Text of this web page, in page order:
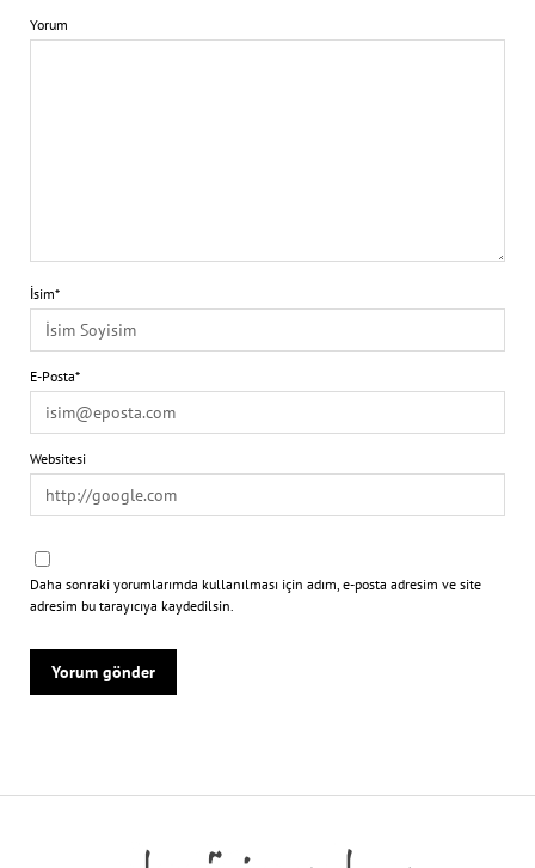
Yorum
İsim*
E-Posta*
Websitesi
Daha sonraki yorumlarımda kullanılması için adım, e-posta adresim ve site
adresim bu tarayıcıya kaydedilsin.